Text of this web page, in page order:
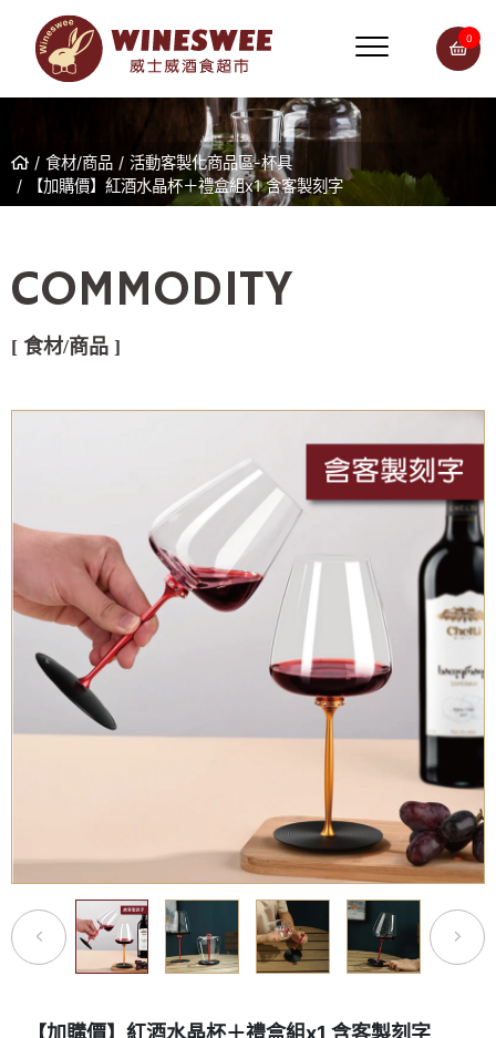
0
食材/商品
活動客製化商品區-杯具
【加購價】紅酒水晶杯＋禮盒組x1 含客製刻字
COMMODITY
[ 食材/商品 ]